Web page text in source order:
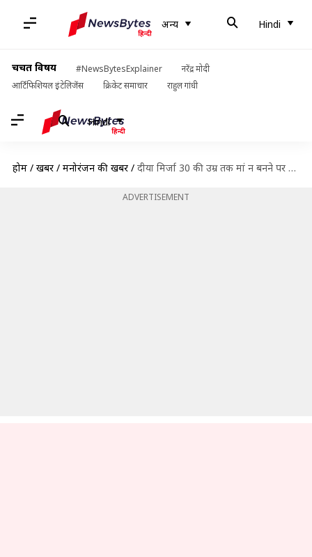
अन्य Hindi
चर्चित विषय #NewsBytesExplainer
नरेंद्र मोदी
आर्टिफिशियल इंटेलिजेंस
क्रिकेट समाचार राहुल गांधी
Hindi
होम / खबरें / मनोरंजन की खबरें / दीया मिर्जा 30 की उम्र तक मां न बनने पर हुईं निराश, बोलीं- नरक से गुजरी
ADVERTISEMENT